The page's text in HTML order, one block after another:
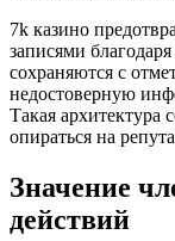
7k казино
записями
сохраняются с
недостоверную
Такая архитектура
опираться на
Значение
действий